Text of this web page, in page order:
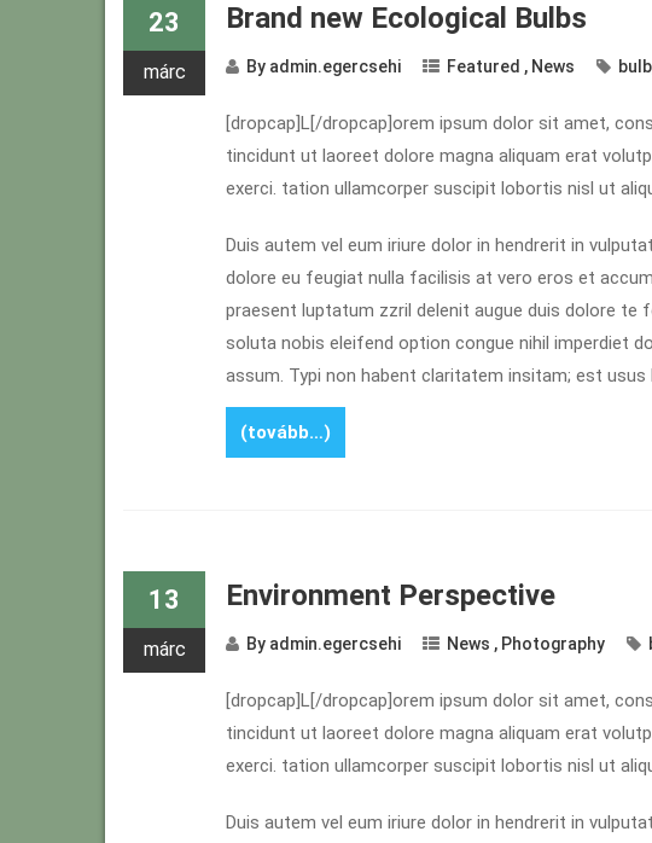
23
márc
Brand new Ecological Bulbs
By admin.egercsehi Featured , News bulb
[dropcap]L[/dropcap]orem ipsum dolor sit amet,
tincidunt ut laoreet dolore magna aliquam erat
exerci. tation ullamcorper suscipit lobortis nisl ut
Duis autem vel eum iriure dolor in hendrerit in
dolore eu feugiat nulla facilisis at vero eros et
praesent luptatum zzril delenit augue duis dolore te
soluta nobis eleifend option congue nihil imperdiet
assum. Typi non habent claritatem insitam; est
(tovább…)
13
márc
Environment Perspective
By admin.egercsehi News , Photography
[dropcap]L[/dropcap]orem ipsum dolor sit amet,
tincidunt ut laoreet dolore magna aliquam erat
exerci. tation ullamcorper suscipit lobortis nisl ut
Duis autem vel eum iriure dolor in hendrerit in